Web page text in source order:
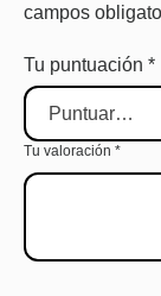
campos
Tu puntuación *
Tu valoración *